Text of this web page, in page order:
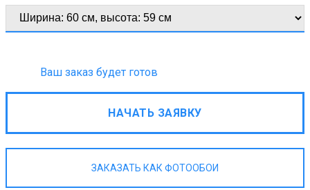
Ваш заказ будет готов
НАЧАТЬ ЗАЯВКУ
ЗАКАЗАТЬ КАК ФОТООБОИ